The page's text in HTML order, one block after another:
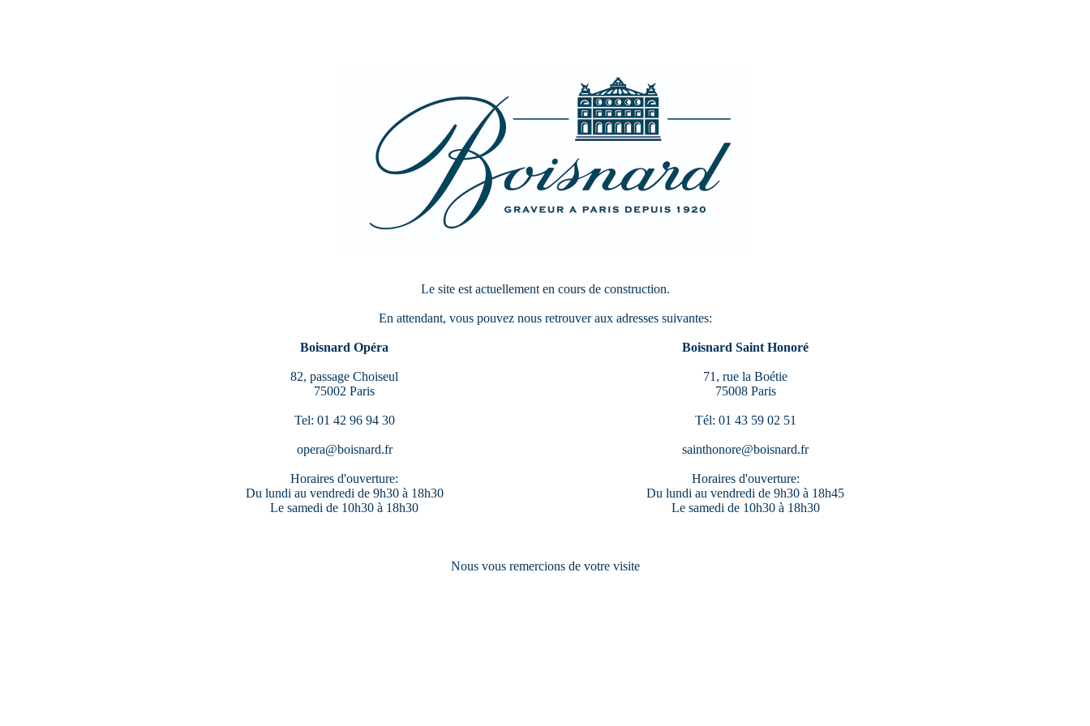
Le site est actuellement en cours de construction.
En attendant, vous pouvez nous retrouver aux adresses suivantes:
Boisnard Opéra
82, passage Choiseul
75002 Paris
Tel: 01 42 96 94 30
opera@boisnard.fr
Horaires d'ouverture:
Du lundi au vendredi de 9h30 à 18h30
Le samedi de 10h30 à 18h30
Boisnard Saint Honoré
71, rue la Boétie
75008 Paris
Tél: 01 43 59 02 51
sainthonore@boisnard.fr
Horaires d'ouverture:
Du lundi au vendredi de 9h30 à 18h45
Le samedi de 10h30 à 18h30
Nous vous remercions de votre visite